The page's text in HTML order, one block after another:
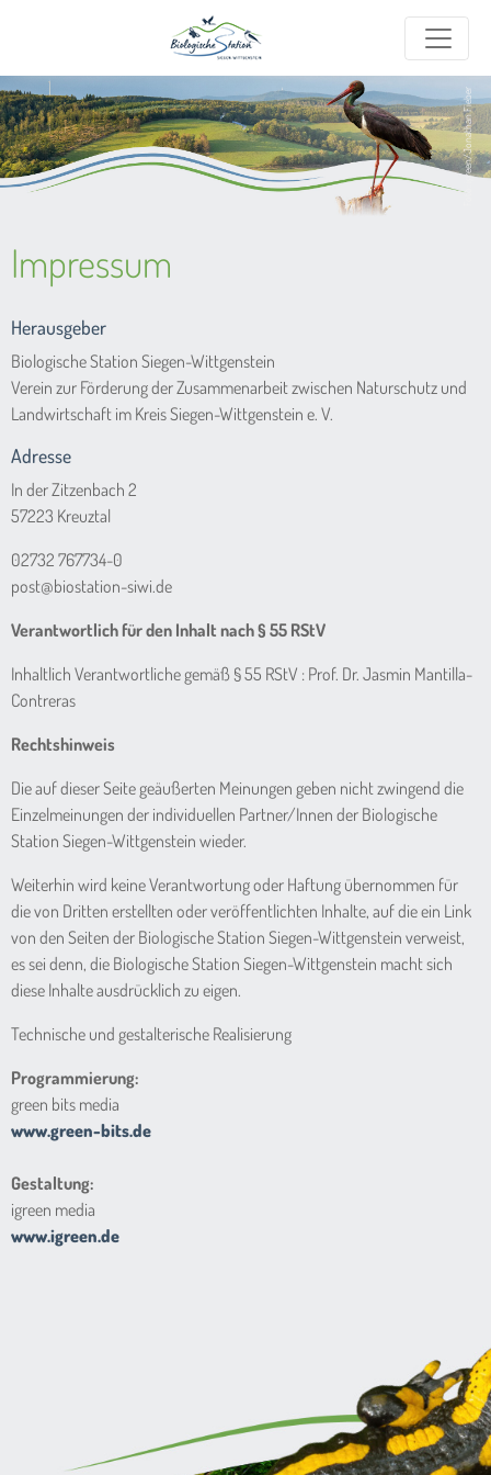
Foto: igreen/Jonathan Fieber
Impressum
Herausgeber
Biologische Station Siegen-Wittgenstein
Verein zur Förderung der Zusammenarbeit zwischen Naturschutz und
Landwirtschaft im Kreis Siegen-Wittgenstein e. V.
Adresse
In der Zitzenbach 2
57223 Kreuztal
02732 767734-0
post@biostation-siwi.de
Verantwortlich für den Inhalt nach § 55 RStV
Inhaltlich Verantwortliche gemäß § 55 RStV : Prof. Dr. Jasmin Mantilla-
Contreras
Rechtshinweis
Die auf dieser Seite geäußerten Meinungen geben nicht zwingend die
Einzelmeinungen der individuellen Partner/Innen der Biologische
Station Siegen-Wittgenstein wieder.
Weiterhin wird keine Verantwortung oder Haftung übernommen für
die von Dritten erstellten oder veröffentlichten Inhalte, auf die ein Link
von den Seiten der Biologische Station Siegen-Wittgenstein verweist,
es sei denn, die Biologische Station Siegen-Wittgenstein macht sich
diese Inhalte ausdrücklich zu eigen.
Technische und gestalterische Realisierung
Programmierung:
green bits media
www.green-bits.de
Gestaltung:
igreen media
www.igreen.de